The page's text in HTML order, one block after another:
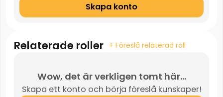
Skapa konto
Relaterade roller + Föreslå relaterad roll
Wow, det är verkligen tomt här...
Skapa ett konto och börja föreslå kunskaper!